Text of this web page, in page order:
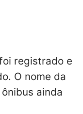
registrado e
O nome da
ainda